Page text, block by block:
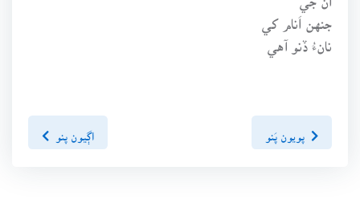
جنهن اَنام کي
نانءُ ڏنو آهي
پويون پَنو اڳيون پنو